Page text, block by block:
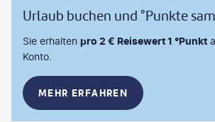
Urlaub buchen und °Punkte
Sie erhalten pro 2 € Reisewert 1 °Punkt
Konto.
MEHR ERFAHREN